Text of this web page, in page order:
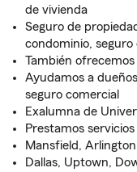
de vivienda
Seguro de
condominio, seguro
También
Ayudamos a
seguro comercial
Exalumna de
Prestamos
Mansfield,
Dallas, Uptown,